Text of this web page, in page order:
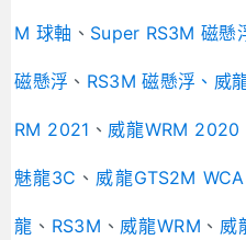
M 球軸 、 Super RS3M 磁懸
磁懸浮 、 RS3M 磁懸浮、 威
RM 2021 、 威龍WRM 2020
魅龍3C 、 威龍GTS2M WCA
龍 、 RS3M 、 威龍WRM 、 威